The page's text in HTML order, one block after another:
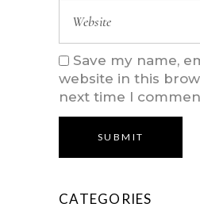
Save my name,
website in this
next time I
SUBMIT
CATEGORIES